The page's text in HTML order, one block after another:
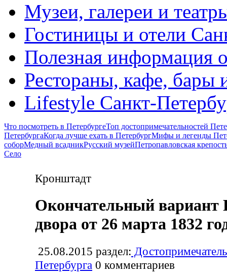
Музеи, галереи и
Гостиницы и отели
Полезная информация
Рестораны, кафе, бары
Lifestyle Санкт-
Что посмотреть в ПетербургеТоп достопримечательностей
ПетербургаКогда лучше ехать в ПетербургМифы и легенды
соборМедный всадникРусский музейПетропавловская
Село
Кронштадт
Окончательный вариант
двора от 26 марта 1832
25.08.2015 раздел:
Петербурга 0 комментариев